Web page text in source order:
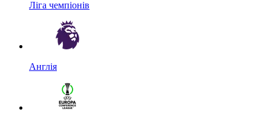
Ліга чемпіонів
Англія